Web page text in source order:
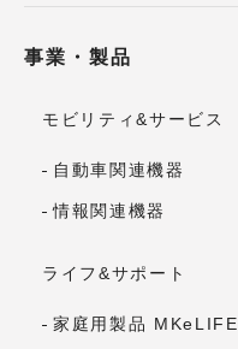
事業・製品
モビリティ&サービス
自動車関連機器
情報関連機器
ライフ&サポート
家庭用製品 MKeLIFE